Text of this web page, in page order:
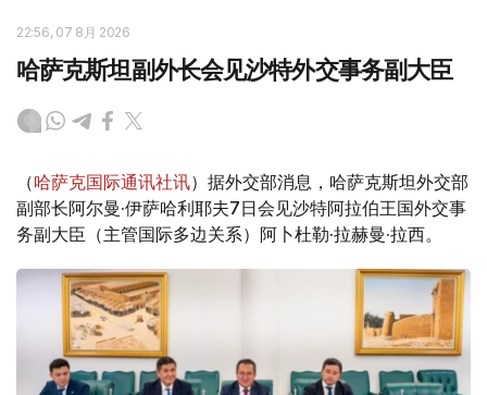
22:56, 07 8月 2026
哈萨克斯坦副外长会见沙特外交事务副大臣
（哈萨克国际通讯社讯）据外交部消息，哈萨克斯坦外交部
副部长阿尔曼·伊萨哈利耶夫7日会见沙特阿拉伯王国外交事
务副大臣（主管国际多边关系）阿卜杜勒·拉赫曼·拉西。